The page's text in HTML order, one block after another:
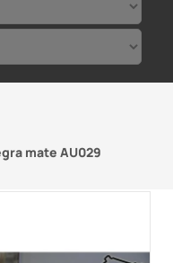
mate AU029